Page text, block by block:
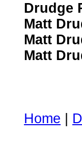
Drudge
Matt
Matt
Matt
Home